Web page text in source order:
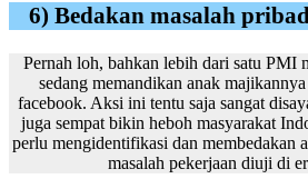
6) Bedakan masalah
Pernah loh, bahkan lebih dari satu PMI
sedang memandikan anak
facebook. Aksi ini tentu saja sangat
juga sempat bikin heboh masyarakat
perlu mengidentifikasi dan membedakan
masalah pekerjaan diuji di